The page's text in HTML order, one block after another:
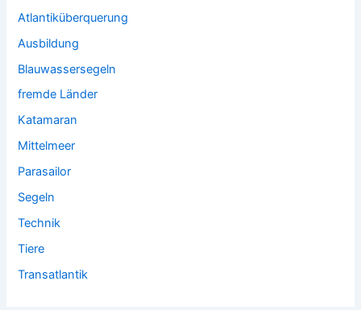
Atlantiküberquerung
Ausbildung
Blauwassersegeln
fremde Länder
Katamaran
Mittelmeer
Parasailor
Segeln
Technik
Tiere
Transatlantik